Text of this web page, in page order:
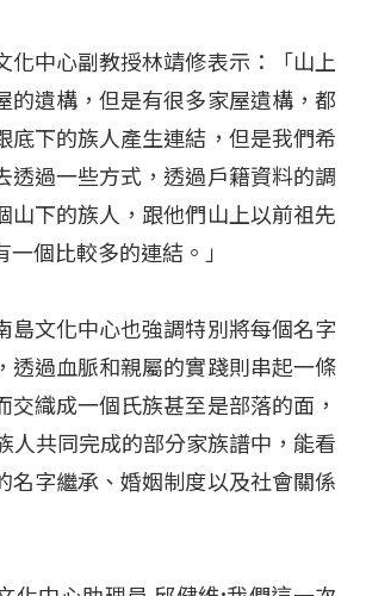
化中心副教授林靖修表示：「山上
的遺構，但是有很多家屋遺構，都
底下的族人產生連結，但是我們希
透過一些方式，透過戶籍資料的調
山下的族人，跟他們山上以前祖先
一個比較多的連結。」
島文化中心也強調特別將每個名字
透過血脈和親屬的實踐則串起一條
交織成一個氏族甚至是部落的面，
人共同完成的部分家族譜中，能看
名字繼承、婚姻制度以及社會關係